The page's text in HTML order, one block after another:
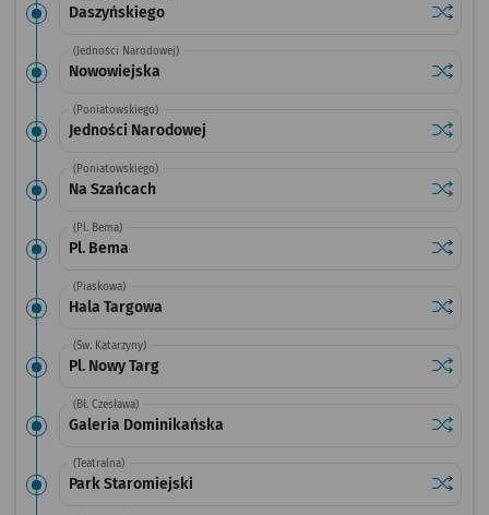
Daszyńskiego
(Jedności Narodowej)
Nowowiejska
(Poniatowskiego)
Jedności Narodowej
(Poniatowskiego)
Na Szańcach
(Pl. Bema)
Pl. Bema
(Piaskowa)
Hala Targowa
(Św. Katarzyny)
Pl. Nowy Targ
(Bł. Czesława)
Galeria Dominikańska
(Teatralna)
Park Staromiejski